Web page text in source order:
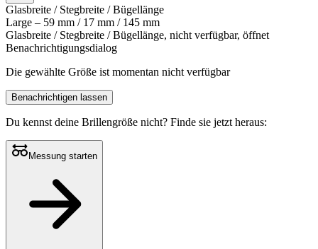
Glasbreite / Stegbreite / Bügellänge
Large – 59 mm / 17 mm / 145 mm
Glasbreite / Stegbreite / Bügellänge, nicht verfügbar, öffnet
Benachrichtigungsdialog
Die gewählte Größe ist momentan nicht verfügbar
Benachrichtigen lassen
Du kennst deine Brillengröße nicht? Finde sie jetzt heraus:
Messung starten